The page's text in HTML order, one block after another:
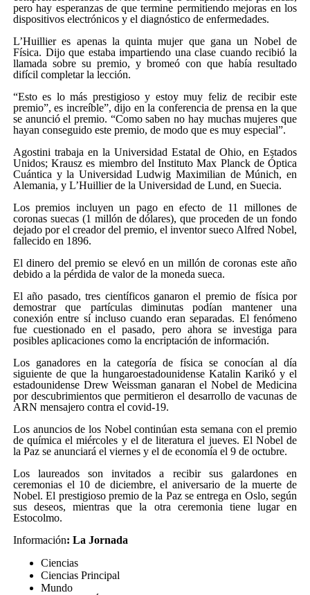
pero hay esperanzas de que termine permitiendo mejoras en los
dispositivos electrónicos y el diagnóstico de enfermedades.
L’Huillier es apenas la quinta mujer que gana un Nobel de
Física. Dijo que estaba impartiendo una clase cuando recibió la
llamada sobre su premio, y bromeó con que había resultado
difícil completar la lección.
“Esto es lo más prestigioso y estoy muy feliz de recibir este
premio”, es increíble”, dijo en la conferencia de prensa en la que
se anunció el premio. “Como saben no hay muchas mujeres que
hayan conseguido este premio, de modo que es muy especial”.
Agostini trabaja en la Universidad Estatal de Ohio, en Estados
Unidos; Krausz es miembro del Instituto Max Planck de Óptica
Cuántica y la Universidad Ludwig Maximilian de Múnich, en
Alemania, y L’Huillier de la Universidad de Lund, en Suecia.
Los premios incluyen un pago en efecto de 11 millones de
coronas suecas (1 millón de dólares), que proceden de un fondo
dejado por el creador del premio, el inventor sueco Alfred Nobel,
fallecido en 1896.
El dinero del premio se elevó en un millón de coronas este año
debido a la pérdida de valor de la moneda sueca.
El año pasado, tres científicos ganaron el premio de física por
demostrar que partículas diminutas podían mantener una
conexión entre sí incluso cuando eran separadas. El fenómeno
fue cuestionado en el pasado, pero ahora se investiga para
posibles aplicaciones como la encriptación de información.
Los ganadores en la categoría de física se conocían al día
siguiente de que la hungaroestadounidense Katalin Karikó y el
estadounidense Drew Weissman ganaran el Nobel de Medicina
por descubrimientos que permitieron el desarrollo de vacunas de
ARN mensajero contra el covid-19.
Los anuncios de los Nobel continúan esta semana con el premio
de química el miércoles y el de literatura el jueves. El Nobel de
la Paz se anunciará el viernes y el de economía el 9 de octubre.
Los laureados son invitados a recibir sus galardones en
ceremonias el 10 de diciembre, el aniversario de la muerte de
Nobel. El prestigioso premio de la Paz se entrega en Oslo, según
sus deseos, mientras que la otra ceremonia tiene lugar en
Estocolmo.
Información: La Jornada
Ciencias
Ciencias Principal
Mundo